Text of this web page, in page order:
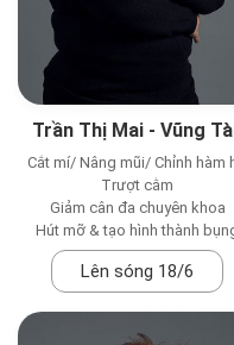
Trần Thị Mai - Vũng
Cắt mí/ Nâng mũi/ Chỉnh hàm
Trượt cằm
Giảm cân đa chuyên khoa
Hút mỡ & tạo hình thành
Lên sóng 18/6